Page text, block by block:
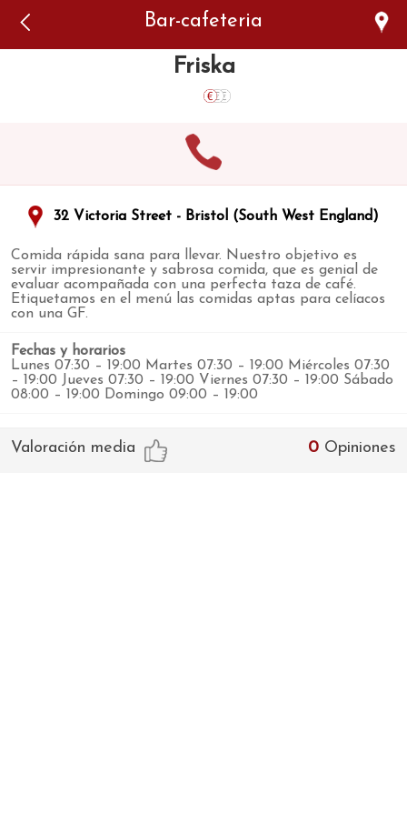
Bar-cafeteria
Friska
32 Victoria Street - Bristol (South West England)
Comida rápida sana para llevar. Nuestro objetivo es
servir impresionante y sabrosa comida, que es genial de
evaluar acompañada con una perfecta taza de café.
Etiquetamos en el menú las comidas aptas para celíacos
con una GF.
Fechas y horarios
Lunes 07:30 – 19:00 Martes 07:30 – 19:00 Miércoles 07:30
– 19:00 Jueves 07:30 – 19:00 Viernes 07:30 – 19:00 Sábado
08:00 – 19:00 Domingo 09:00 – 19:00
0 Opiniones
Valoración media
Error: The domain WWW.VIAJARSINGLUTEN.COM is not
authorized to show the cookie declaration for domain group
ID 546ddaab-b478-4440-aa8a-3b0205284212. Please add it to
the domain group in the Cookiebot Manager to authorize